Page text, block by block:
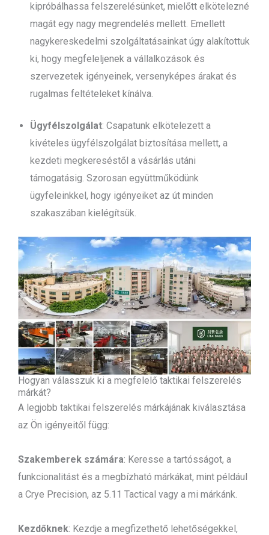
kipróbálhassa felszerelésünket, mielőtt elkötelezné
magát egy nagy megrendelés mellett. Emellett
nagykereskedelmi szolgáltatásainkat úgy alakítottuk
ki, hogy megfeleljenek a vállalkozások és
szervezetek igényeinek, versenyképes árakat és
rugalmas feltételeket kínálva.
Ügyfélszolgálat: Csapatunk elkötelezett a
kivételes ügyfélszolgálat biztosítása mellett, a
kezdeti megkereséstől a vásárlás utáni
támogatásig. Szorosan együttműködünk
ügyfeleinkkel, hogy igényeiket az út minden
szakaszában kielégítsük.
Hogyan válasszuk ki a megfelelő taktikai felszerelés
márkát?
A legjobb taktikai felszerelés márkájának kiválasztása
az Ön igényeitől függ:
Szakemberek számára: Keresse a tartósságot, a
funkcionalitást és a megbízható márkákat, mint például
a Crye Precision, az 5.11 Tactical vagy a mi márkánk.
Kezdőknek: Kezdje a megfizethető lehetőségekkel,